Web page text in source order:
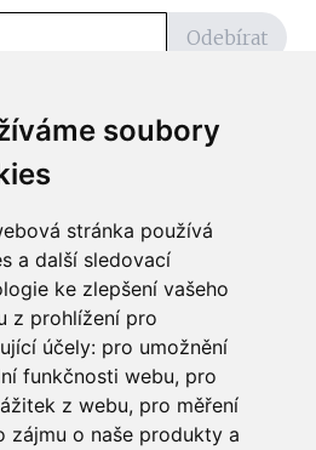
soubory
stránka používá
a další sledovací
ke zlepšení vašeho
z prohlížení pro
účely: pro umožnění
funkčnosti webu, pro
z webu, pro měření
zájmu o naše produkty a
Odebírat
zpráv ze ČtiDoma.cz do mé e-
informaci? Chcete
Martina Chalupu: